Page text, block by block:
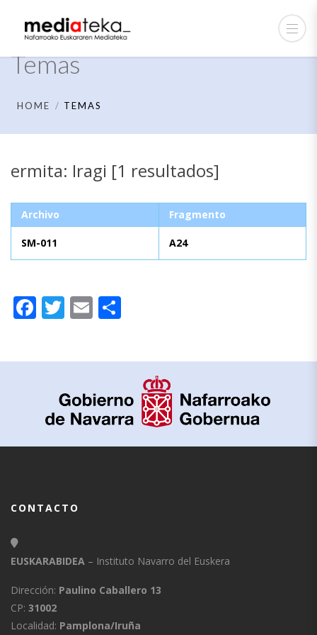
Temas
HOME TEMAS
ermita: Iragi [1 resultados]
Archivo Fragmento
SM-011 A24
Facebook
Twitter
Email
CONTACTO
EUSKARABIDEA – Instituto Navarro del Euskera
Dirección: Paulino Caballero 13
CP: 31002
Localidad: Pamplona/Iruña